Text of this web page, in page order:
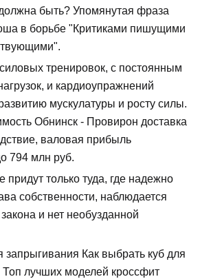
быть? Упомянутая фраза
в борьбе "Критиками пишущими
тренировок, с постоянным
и кардиоупражнений
мускулатуры и росту силы.
Обнинск - Провирон доставка
валовая прибыль
794 млн руб.
придут только туда, где надежно
собственности, наблюдается
и нет необузданной
запрыгивания Как выбрать куб для
Топ лучших моделей кроссфит